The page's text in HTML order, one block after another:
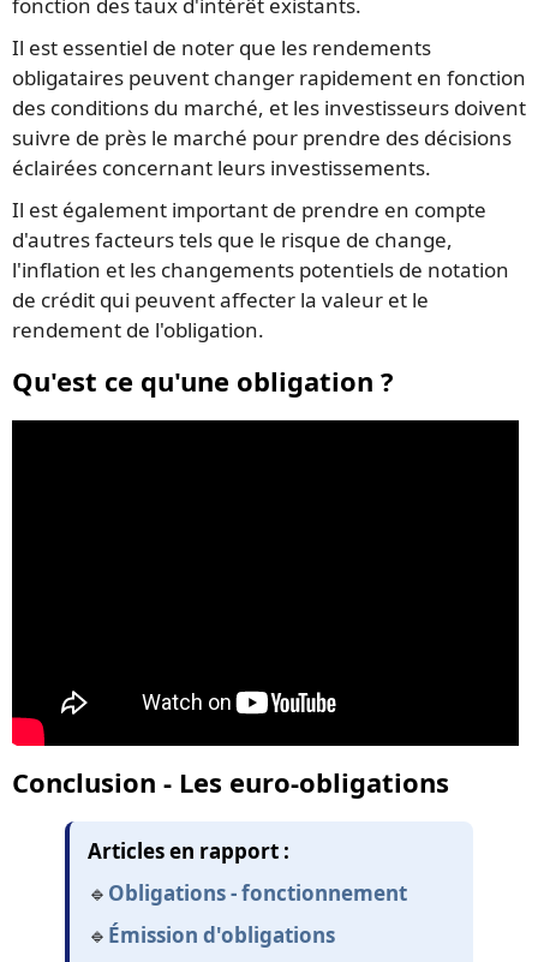
Il est essentiel de noter que les rendements
obligataires peuvent changer rapidement en fonction
des conditions du marché, et les investisseurs doivent
suivre de près le marché pour prendre des décisions
éclairées concernant leurs investissements.
Il est également important de prendre en compte
d'autres facteurs tels que le risque de change,
l'inflation et les changements potentiels de notation
de crédit qui peuvent affecter la valeur et le
rendement de l'obligation.
Qu'est ce qu'une obligation ?
Conclusion - Les euro-obligations
Articles en rapport :
🔹 Obligations - fonctionnement
🔹 Émission d'obligations